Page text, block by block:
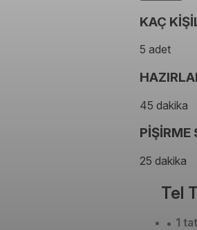
KAÇ
5 adet
45 dakika
PİŞİRME
25 dakika
Tel
1